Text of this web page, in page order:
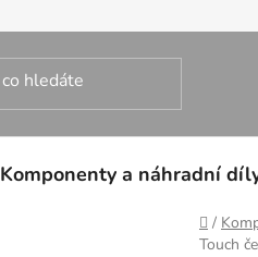
Komponenty a náhradní
Domů
/
Touch